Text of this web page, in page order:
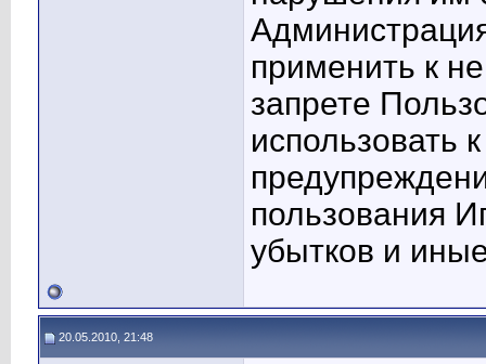
применить к
запрете
использовать
пользования
убытков и
20.05.2010, 21:48